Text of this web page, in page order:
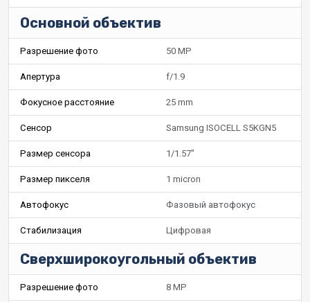
Основной объектив
Разрешение фото 50 MP
Апертура f/1.9
Фокусное расстояние 25 mm
Сенсор Samsung ISOCELL S5KGN5
Размер сенсора 1/1.57"
Размер пикселя 1 micron
Автофокус Фазовый автофокус
Стабилизация Цифровая
Сверхширокоугольный объектив
Разрешение фото 8 MP